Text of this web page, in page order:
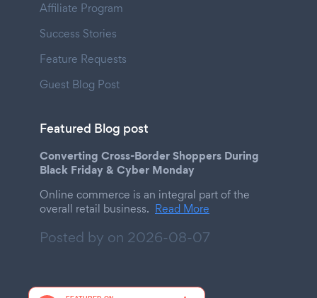
Affiliate Program
Success Stories
Feature Requests
Guest Blog Post
Featured Blog post
Converting Cross-Border Shoppers During
Black Friday & Cyber Monday
Online commerce is an integral part of the
overall retail business. Read More
Posted by on 2026-08-07